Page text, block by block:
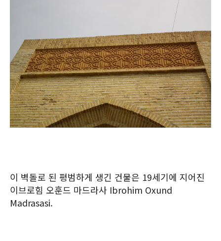
이 벽돌로 된 평범하게 생긴 건물은 19세기에 지어진
이브로힘 오훈드 마드라사 Ibrohim Oxund
Madrasasi.